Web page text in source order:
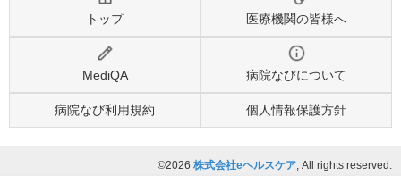
トップ 医療機関の皆様へ
MediQA 病院なびについて
病院なび利用規約 個人情報保護方針
©2026 株式会社eヘルスケア, All rights reserved.